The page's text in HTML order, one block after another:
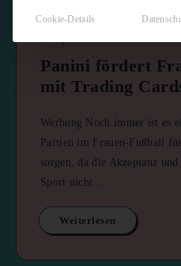
Panini fördert
mit Trading
Werbung Noch immer ist es
Partien im Frauen-Fußball
sorgen, da die Akzeptanz
Sport nicht…
Weiterlesen
Cookie-Details